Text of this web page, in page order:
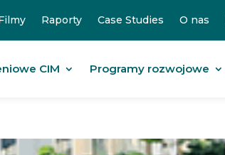
Raporty Case Studies O nas
CIM Programy rozwojowe